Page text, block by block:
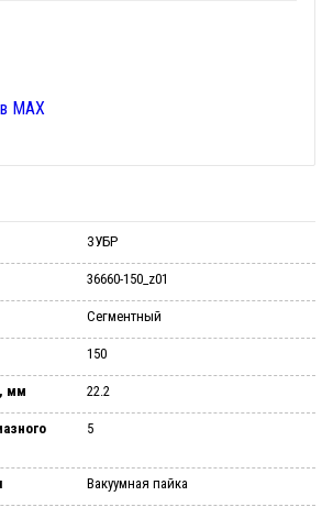
MAX
ЗУБР
36660-150_z01
Сегментный
150
мм 22.2
5
Вакуумная пайка